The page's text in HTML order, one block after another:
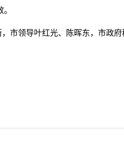
领导叶红光、陈晖东，市政府